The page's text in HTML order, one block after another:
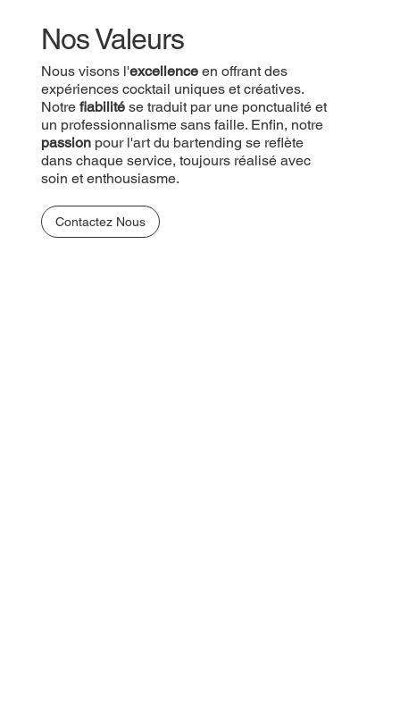
Nos Valeurs
Nous visons l'excellenceen offrant des
expériences cocktail uniques et créatives.
Notre fiabilité se traduit par une ponctualité et
un professionnalisme sans faille. Enfin, notre
passionpour l'art du bartending se reflète
dans chaque service, toujours réalisé avec
soin et enthousiasme.
Contactez Nous